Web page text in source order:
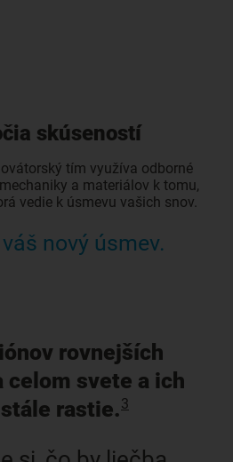
skúseností
tím využíva odborné
a materiálov k tomu,
vedie k úsmevu vašich snov.
nový úsmev.
rovnejších
celom svete a ich
rastie.3